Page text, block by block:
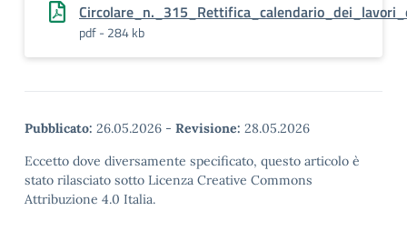
pdf - 284 kb
Pubblicato: 26.05.2026 - Revisione: 28.05.2026
Eccetto dove diversamente specificato, questo articolo è
stato rilasciato sotto Licenza Creative Commons
Attribuzione 4.0 Italia.